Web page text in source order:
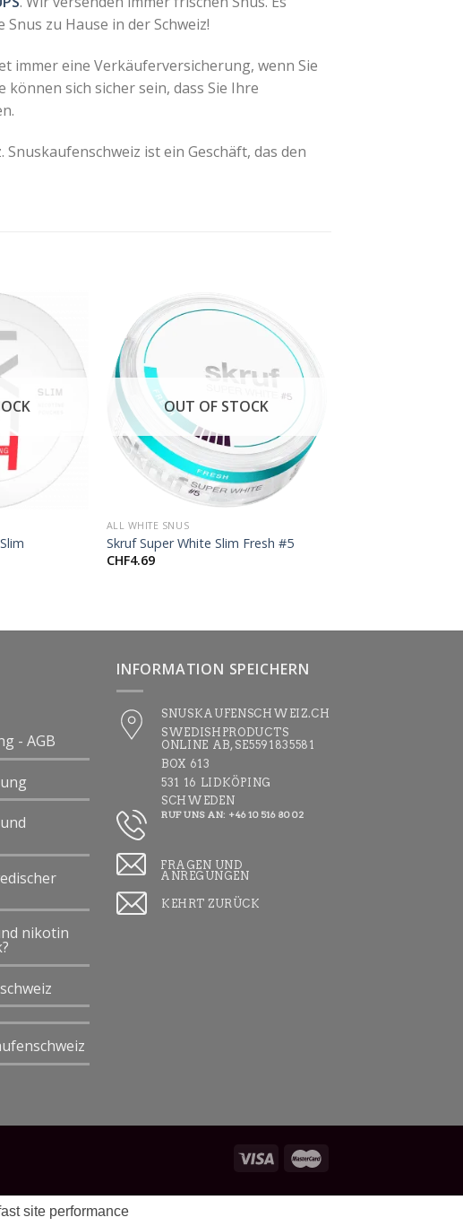
zu Hause in der Schweiz!
immer eine Verkäuferversicherung, wenn Sie
können sich sicher sein, dass Sie Ihre
Snuskaufenschweiz istein Geschäft, das den
OUT OF STOCK
ALL WHITE SNUS
Skruf Super White Slim Fresh #5
CHF4.69
- AGB
nikotin
INFORMATION SPEICHERN
SNUSKAUFENSCHWEIZ.CH
SWEDISHPRODUCTS
ONLINE AB, SE5591835581
BOX 613
531 16 LIDKÖPING
SCHWEDEN
RUF UNS AN: +46 10 516 80 02
FRAGEN UND
ANREGUNGEN
KEHRT ZURÜCK